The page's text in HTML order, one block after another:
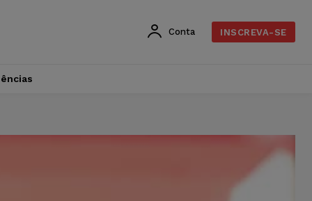
Conta INSCREVA-SE